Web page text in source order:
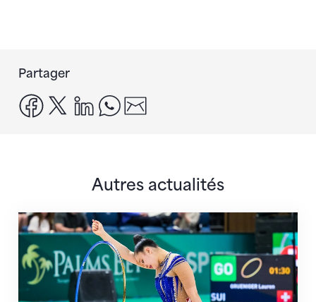
Partager
facebook
x linkedinwhatsapp
Autres actualités
Prochaine étape : les Championnats du monde